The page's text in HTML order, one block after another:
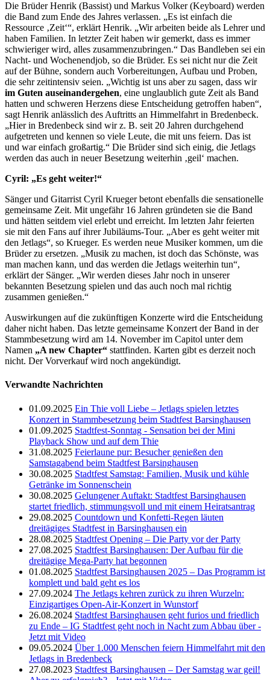
Die Brüder Henrik (Bassist) und Markus Volker (Keyboard) werden
die Band zum Ende des Jahres verlassen. „Es ist einfach die
Ressource ‚Zeit‘“, erklärt Henrik. „Wir arbeiten beide als Lehrer und
haben Familien. In letzter Zeit haben wir gemerkt, dass es immer
schwieriger wird, alles zusammenzubringen.“ Das Bandleben sei ein
Nacht- und Wochenendjob, so die Brüder. Es sei nicht nur die Zeit
auf der Bühne, sondern auch Vorbereitungen, Aufbau und Proben,
die sehr zeitintensiv seien. „Wichtig ist uns aber zu sagen, dass wir
im Guten auseinandergehen, eine unglaublich gute Zeit als Band
hatten und schweren Herzens diese Entscheidung getroffen haben“,
sagt Henrik anlässlich des Auftritts an Himmelfahrt in Bredenbeck.
„Hier in Bredenbeck sind wir z. B. seit 20 Jahren durchgehend
aufgetreten und kennen so viele Leute, die mit uns feiern. Das ist
und war einfach großartig.“ Die Brüder sind sich einig, die Jetlags
werden das auch in neuer Besetzung weiterhin ‚geil‘ machen.
Cyril: „Es geht weiter!“
Sänger und Gitarrist Cyril Krueger betont ebenfalls die sensationelle
gemeinsame Zeit. Mit ungefähr 16 Jahren gründeten sie die Band
und hätten seitdem viel erlebt und erreicht. Im letzten Jahr feierten
sie mit den Fans auf ihrer Jubiläums-Tour. „Aber es geht weiter mit
den Jetlags“, so Krueger. Es werden neue Musiker kommen, um die
Brüder zu ersetzen. „Musik zu machen, ist doch das Schönste, was
man machen kann, und das werden die Jetlags weiterhin tun“,
erklärt der Sänger. „Wir werden dieses Jahr noch in unserer
bekannten Besetzung spielen und das auch noch mal richtig
zusammen genießen.“
Auswirkungen auf die zukünftigen Konzerte wird die Entscheidung
daher nicht haben. Das letzte gemeinsame Konzert der Band in der
Stammbesetzung wird am 14. November im Capitol unter dem
Namen „A new Chapter“ stattfinden. Karten gibt es derzeit noch
nicht. Der Vorverkauf wird noch angekündigt.
Verwandte Nachrichten
01.09.2025 Ein Thie voll Liebe – Jetlags spielen letztes
Konzert in Stammbesetzung beim Stadtfest Barsinghausen
01.09.2025 Stadtfest-Sonntag - Sensation bei der Mini
Playback Show und auf dem Thie
31.08.2025 Feierlaune pur: Besucher genießen den
Samstagabend beim Stadtfest Barsinghausen
30.08.2025 Stadtfest Samstag: Familien, Musik und kühle
Getränke im Sonnenschein
30.08.2025 Gelungener Auftakt: Stadtfest Barsinghausen
startet friedlich, stimmungsvoll und mit einem Heiratsantrag
29.08.2025 Countdown und Konfetti-Regen läuten
dreitägiges Stadtfest in Barsinghausen ein
28.08.2025 Stadtfest Opening – Die Party vor der Party
27.08.2025 Stadtfest Barsinghausen: Der Aufbau für die
dreitägige Mega-Party hat begonnen
01.08.2025 Stadtfest Barsinghausen 2025 – Das Programm ist
komplett und bald geht es los
27.09.2024 The Jetlags kehren zurück zu ihren Wurzeln:
Einzigartiges Open-Air-Konzert in Wunstorf
26.08.2024 Stadtfest Barsinghausen geht furios und friedlich
zu Ende – IG Stadtfest geht noch in Nacht zum Abbau über -
Jetzt mit Video
09.05.2024 Über 1.000 Menschen feiern Himmelfahrt mit den
Jetlags in Bredenbeck
27.08.2023 Stadtfest Barsinghausen – Der Samstag war geil!